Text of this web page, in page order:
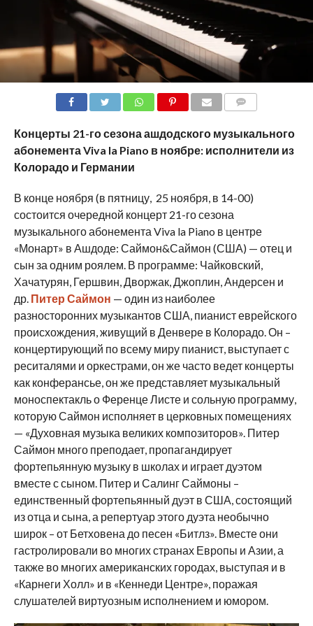
Концерты 21-го сезона ашдодского музыкального
абонемента Viva la Piano в ноябре: исполнители из
Колорадо и Германии
В конце ноября (в пятницу, 25 ноября, в 14-00)
состоится очередной концерт 21-го сезона
музыкального абонемента Viva la Piano в центре
«Монарт» в Ашдоде: Саймон&Саймон (США) — отец и
сын за одним роялем. В программе: Чайковский,
Хачатурян, Гершвин, Дворжак, Джоплин, Андерсен и
др. Питер Саймон — один из наиболее
разносторонних музыкантов США, пианист еврейского
происхождения, живущий в Денвере в Колорадо. Он –
концертирующий по всему миру пианист, выступает с
реситалями и оркестрами, он же часто ведет концерты
как конферансье, он же представляет музыкальный
моноспектакль о Ференце Листе и сольную программу,
которую Саймон исполняет в церковных помещениях
— «Духовная музыка великих композиторов». Питер
Саймон много преподает, пропагандирует
фортепьянную музыку в школах и играет дуэтом
вместе с сыном. Питер и Салинг Саймоны –
единственный фортепьянный дуэт в США, состоящий
из отца и сына, а репертуар этого дуэта необычно
широк – от Бетховена до песен «Битлз». Вместе они
гастролировали во многих странах Европы и Азии, а
также во многих американских городах, выступая и в
«Карнеги Холл» и в «Кеннеди Центре», поражая
слушателей виртуозным исполнением и юмором.